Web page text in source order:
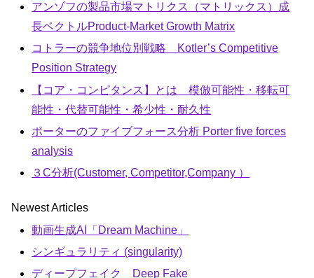
アンゾフの製品市場マトリクス（マトリックス）成
長ベクトルProduct-Market Growth Matrix
コトラーの競争地位別戦略 Kotler’s Competitive
Position Strategy
【コア・コンピタンス】とは 模倣可能性・移転可
能性・代替可能性・希少性・耐久性
ポーターのファイブフォース分析 Porter five forces
analysis
３C分析(Customer, Competitor,Company ）
Newest Articles
動画生成AI「Dream Machine」
シンギュラリティ (singularity)
ディープフェイク Deep Fake